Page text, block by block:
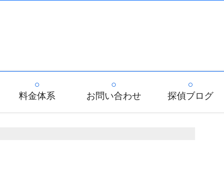
料金体系 お問い合わせ 探偵ブログ